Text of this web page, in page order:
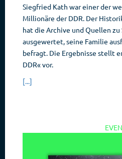
Siegfried Kath war einer der
Millionäre der DDR. Der
hat die Archive und Quellen
ausgewertet, seine Familie
befragt. Die Ergebnisse stellt
DDR« vor.
[...]